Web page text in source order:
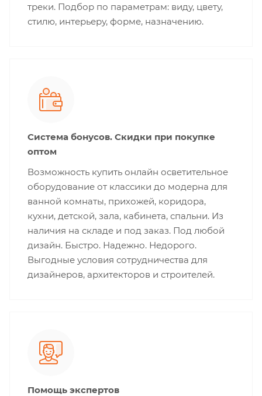
треки. Подбор по параметрам: виду, цвету,
стилю, интерьеру, форме, назначению.
Система бонусов. Скидки при покупке
оптом
Возможность купить онлайн осветительное
оборудование от классики до модерна для
ванной комнаты, прихожей, коридора,
кухни, детской, зала, кабинета, спальни. Из
наличия на складе и под заказ. Под любой
дизайн. Быстро. Надежно. Недорого.
Выгодные условия сотрудничества для
дизайнеров, архитекторов и строителей.
Помощь экспертов